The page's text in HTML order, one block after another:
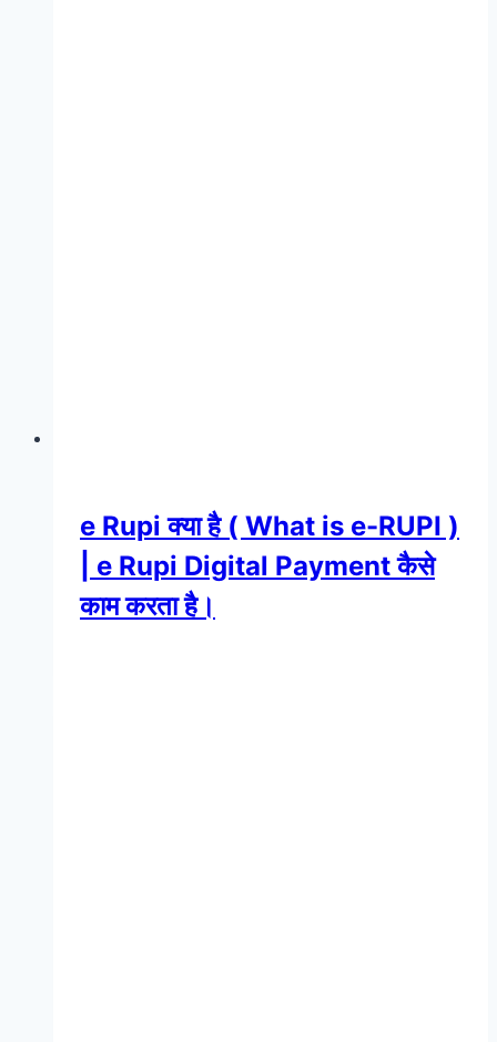
e Rupi क्या है ( What is e-RUPI )
| e Rupi Digital Payment कैसे
काम करता है।